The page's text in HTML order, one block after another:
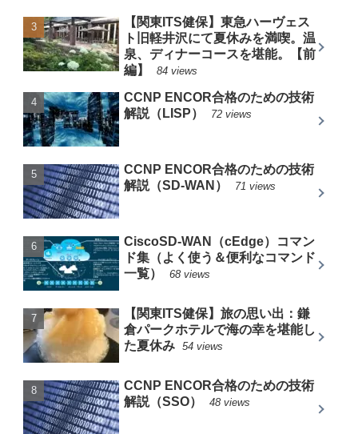
【関東ITS健保】東急ハーヴェス
ト旧軽井沢にて夏休みを満喫。温
泉、ディナーコースを堪能。【前
編】
84 views
CCNP ENCOR合格のための技術
解説（LISP）
72 views
CCNP ENCOR合格のための技術
解説（SD-WAN）
71 views
CiscoSD-WAN（cEdge）コマン
ド集（よく使う＆便利なコマンド
一覧）
68 views
【関東ITS健保】旅の思い出：鎌
倉パークホテルで海の幸を堪能し
た夏休み
54 views
CCNP ENCOR合格のための技術
解説（SSO）
48 views